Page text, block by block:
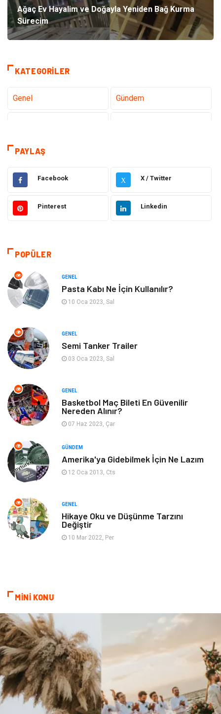
Ağaç Ev Hayalim ve Doğayla Yeniden Bağ Kurma
Sürecim
KATEGORILER
Genel Gündem
Tatil
Eğitim Gıda
Hukuk Elektrik Elektronik
Makine
Kültür
Güzellik & Bakım
Finans & Ekonomi
Bilgisayar & Yazılım Mobilya
Bebek Giyim Moda
Blogroll
Markalar
Restaurant
Tarih
PAYLAŞ
Facebook X X / Twitter
Pinterest Linkedin
POPÜLER
GENEL
Pasta Kabı Ne İçin Kullanılır?
10 Oca 2023, Sal
GENEL
Semi Tanker Trailer
03 Oca 2023, Sal
GENEL
Basketbol Maç Bileti En Güvenilir
Nereden Alınır?
07 Haz 2023, Çar
GÜNDEM
Amerika'ya Gidebilmek İçin Ne Lazım
12 Oca 2013, Cts
GENEL
Hikaye Oku ve Düşünme Tarzını
Değiştir
10 Mar 2022, Per
MİNİ KONU